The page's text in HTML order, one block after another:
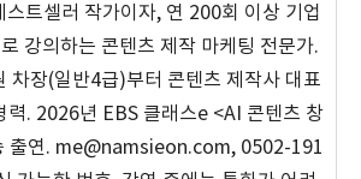
트셀러 작가이자, 연 200회 이상 기업
강의하는 콘텐츠 제작 마케팅 전문가.
차장(일반4급)부터 콘텐츠 제작사 대표
력. 2026년 EBS 클래스e <AI 콘텐츠 창
출연. me@namsieon.com, 0502-191